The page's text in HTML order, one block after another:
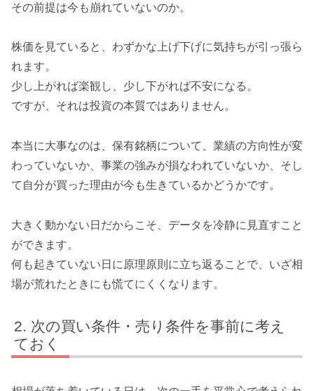
その前提は今も崩れていないのか。
株価を見ていると、わずかな上げ下げに気持ちが引っ張ら
れます。
少し上がれば楽観し、少し下がれば不安になる。
ですが、それは投資の本質ではありません。
本当に大事なのは、保有銘柄について、業績の方向性が変
わっていないか、事業の強みが損なわれていないか、そし
て自分が買った理由が今も生きているかどうかです。
大きく動かない日だからこそ、データを冷静に見直すこと
ができます。
何も起きていない日に原理原則に立ち返ることで、いざ相
場が荒れたときにも慌てにくくなります。
次の買い条件・売り条件を事前に考え
ておく